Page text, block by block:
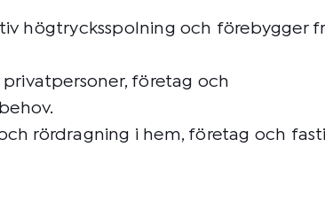
högtrycksspolning och förebygger
företag och
rördragning i hem, företag och